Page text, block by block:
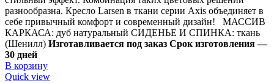
разнообразна. Кресло Larsen в ткани серии Axis объединяет в
себе привычный комфорт и современный дизайн! МАССИВ
КАРКАСА: дуб натуральный СИДЕНЬЕ И СПИНКА: ткань
(Шенилл) Изготавливается под заказ Срок изготовления —
30 дней
В корзину
Quick view